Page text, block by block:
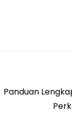
Panduan